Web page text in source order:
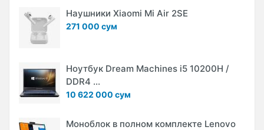
Наушники Xiaomi Mi Air 2SE
271 000 сум
Ноутбук Dream Machines i5 10200H /
DDR4 ...
10 622 000 сум
Моноблок в полном комплекте Lenovo